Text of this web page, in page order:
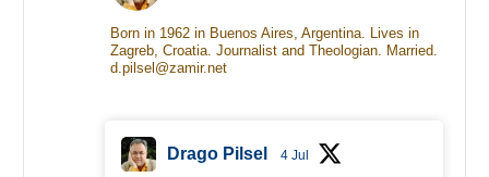
Born in 1962 in Buenos Aires, Argentina. Lives in
Zagreb, Croatia. Journalist and Theologian. Married.
d.pilsel@zamir.net
Drago Pilsel 4 Jul